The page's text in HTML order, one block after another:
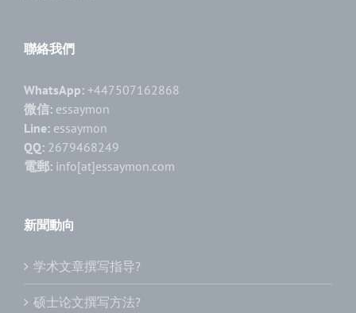
聯絡我們
WhatsApp: +447507162868
微信: essaymon
Line: essaymon
QQ: 2679468249
電郵: info[at]essaymon.com
新聞動向
学术文章撰写指导?
硕士论文撰写方法?